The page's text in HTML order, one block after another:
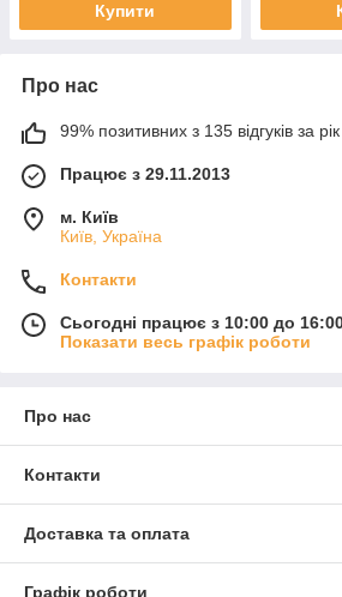
Купити
Про нас
99% позитивних з 135 відгуків за рік
Працює з 29.11.2013
м. Київ
Київ, Україна
Контакти
Сьогодні працює з 10:00 до
Показати весь графік роботи
Про нас
Контакти
Доставка та оплата
Графік роботи